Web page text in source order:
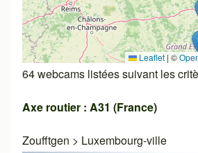
Leaflet | ©
64 webcams listées suivant les
Axe routier : A31 (France)
Zoufftgen > Luxembourg-ville